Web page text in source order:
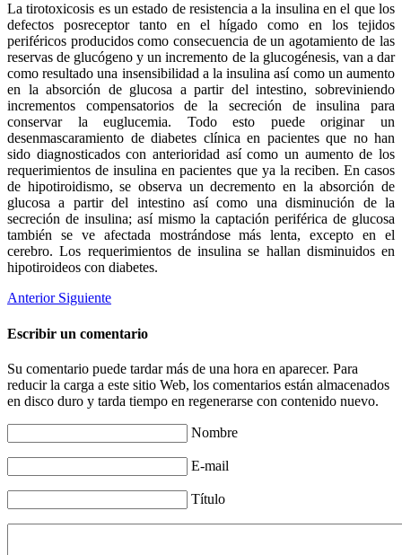
La tirotoxicosis es un estado de resistencia a la insulina en el que los
defectos posreceptor tanto en el hígado como en los tejidos
periféricos producidos como consecuencia de un agotamiento de las
reservas de glucógeno y un incremento de la glucogénesis, van a dar
como resultado una insensibilidad a la insulina así como un aumento
en la absorción de glucosa a partir del intestino, sobreviniendo
incrementos compensatorios de la secreción de insulina para
conservar la euglucemia. Todo esto puede originar un
desenmascaramiento de diabetes clínica en pacientes que no han
sido diagnosticados con anterioridad así como un aumento de los
requerimientos de insulina en pacientes que ya la reciben. En casos
de hipotiroidismo, se observa un decremento en la absorción de
glucosa a partir del intestino así como una disminución de la
secreción de insulina; así mismo la captación periférica de glucosa
también se ve afectada mostrándose más lenta, excepto en el
cerebro. Los requerimientos de insulina se hallan disminuidos en
hipotiroideos con diabetes.
Anterior Siguiente
Escribir un comentario
Su comentario puede tardar más de una hora en aparecer. Para
reducir la carga a este sitio Web, los comentarios están almacenados
en disco duro y tarda tiempo en regenerarse con contenido nuevo.
Nombre
E-mail
Título